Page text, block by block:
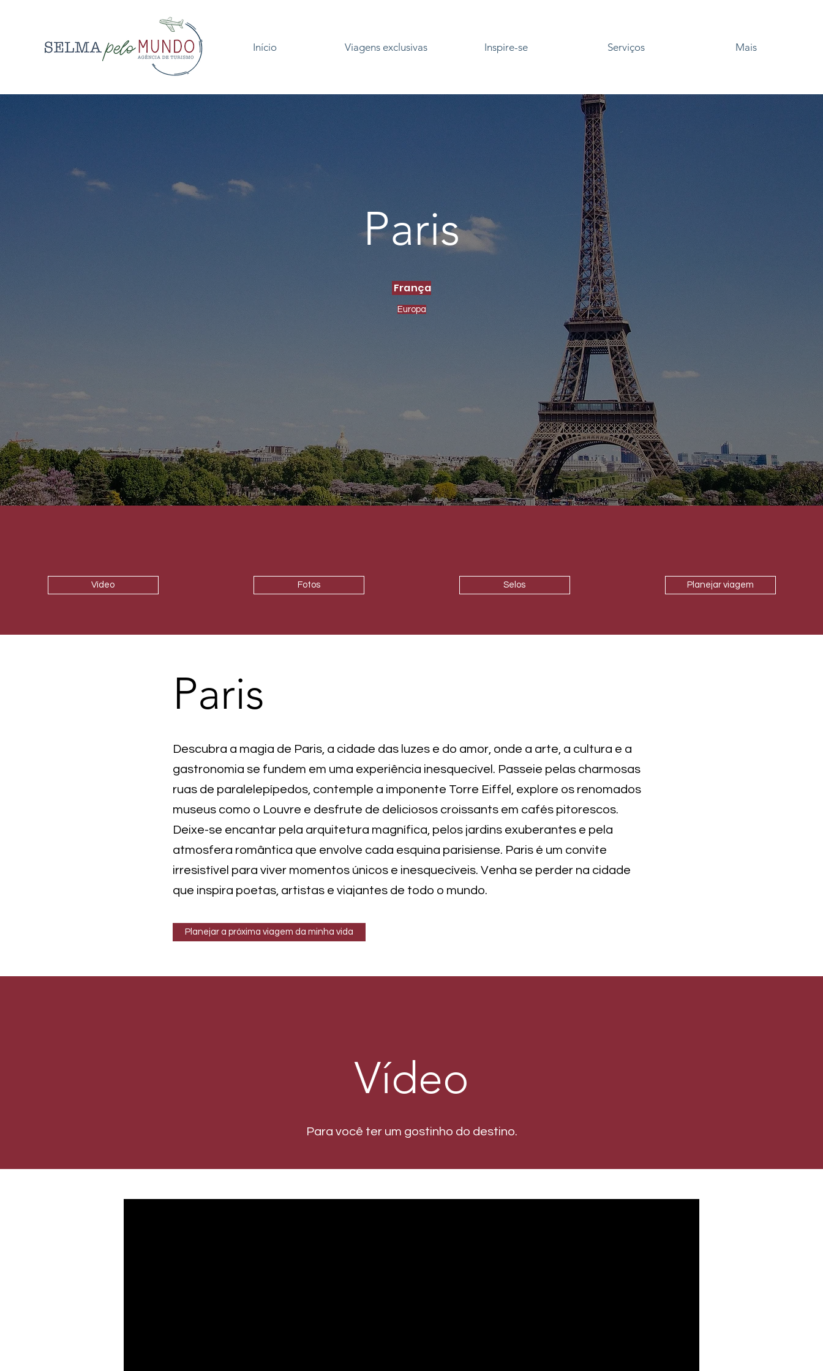
Início Viagens exclusivas Inspire-se Serviços Mais
Paris
França
Europa
Vídeo Fotos Selos Planejar viagem
Paris
Descubra a magia de Paris, a cidade das luzes e do amor, onde a arte, a cultura e a
gastronomia se fundem em uma experiência inesquecível. Passeie pelas charmosas
ruas de paralelepípedos, contemple a imponente Torre Eiffel, explore os renomados
museus como o Louvre e desfrute de deliciosos croissants em cafés pitorescos.
Deixe-se encantar pela arquitetura magnífica, pelos jardins exuberantes e pela
atmosfera romântica que envolve cada esquina parisiense. Paris é um convite
irresistível para viver momentos únicos e inesquecíveis. Venha se perder na cidade
que inspira poetas, artistas e viajantes de todo o mundo.
Planejar a próxima viagem da minha vida
Vídeo
Para você ter um gostinho do destino.